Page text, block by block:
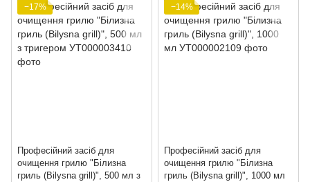
−17%
Професійний засіб для
очищення грилю "Білизна
гриль (Bilysna grill)", 500 мл з
−14%
Професійний засіб для
очищення грилю "Білизна
гриль (Bilysna grill)", 1000 мл